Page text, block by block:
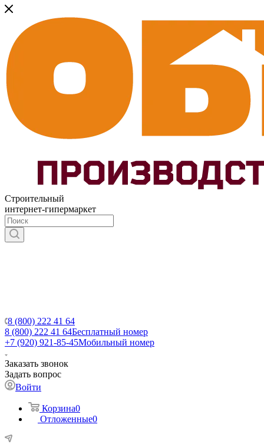
Строительный
интернет-гипермаркет
8 (800) 222 41 64
8 (800) 222 41 64Бесплатный номер
+7 (920) 921-85-45Мобильный номер
Заказать звонок
Задать вопрос
Войти
Корзина0
Отложенные0